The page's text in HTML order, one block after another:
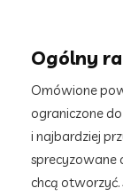
Ogólny
Omówione
ograniczone
i najbardziej
sprecyzowane
chcą otworzyć.